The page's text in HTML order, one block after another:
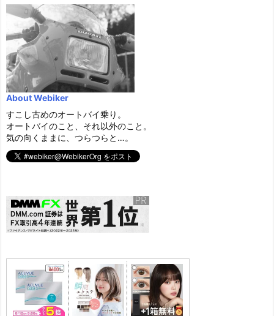
About Webiker
すこし古めのオートバイ乗り。
オートバイのこと、それ以外のこと。
気の向くままに、つらつらと…。